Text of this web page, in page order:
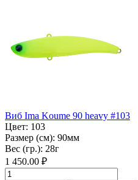
Виб Ima Koume 90 heavy #103
Цвет: 103
Размер (см): 90мм
Вес (гр.): 28г
1 450.00 ₽